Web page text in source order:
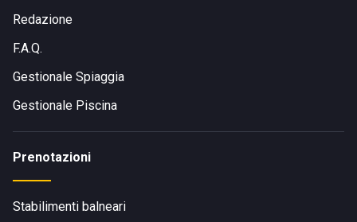
Redazione
F.A.Q.
Gestionale Spiaggia
Gestionale Piscina
Prenotazioni
Stabilimenti balneari